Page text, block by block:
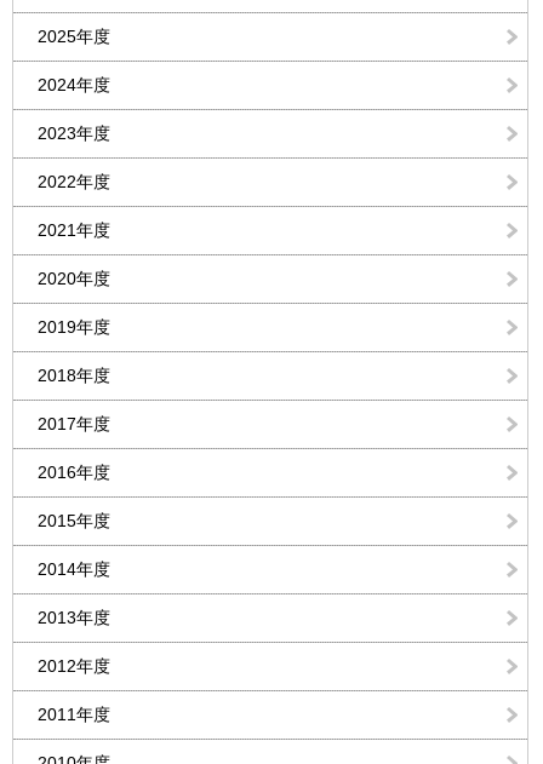
2025年度
2024年度
2023年度
2022年度
2021年度
2020年度
2019年度
2018年度
2017年度
2016年度
2015年度
2014年度
2013年度
2012年度
2011年度